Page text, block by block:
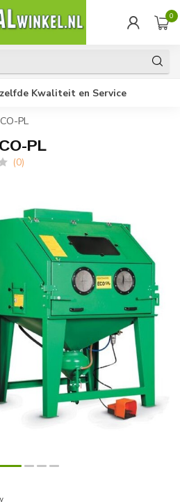
0
Kwaliteit en Service
PL
PL
(0)